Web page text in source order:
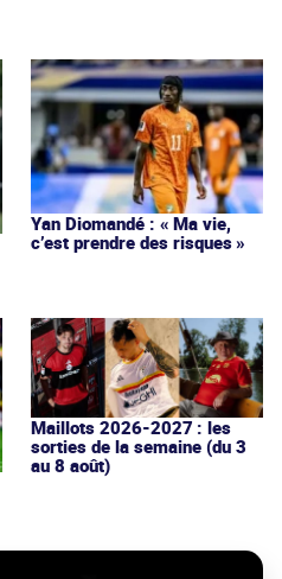
Yan Diomandé : « Ma vie,
c’est prendre des risques »
Maillots 2026-2027 : les
sorties de la semaine (du 3
au 8 août)